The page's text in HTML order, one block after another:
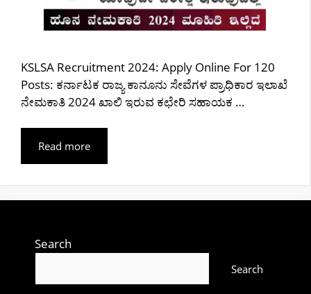
KSLSA Recruitment 2024: Apply Online For 120
Posts: ಕರ್ನಾಟಕ ರಾಜ್ಯ ಕಾನೂನು ಸೇವೆಗಳ ಪ್ರಾಧಿಕಾರ ಇಲಾಖೆ
ನೇಮಕಾತಿ 2024 ಖಾಲಿ ಇರುವ ಕಛೇರಿ ಸಹಾಯಕ …
Read more
Search
Search